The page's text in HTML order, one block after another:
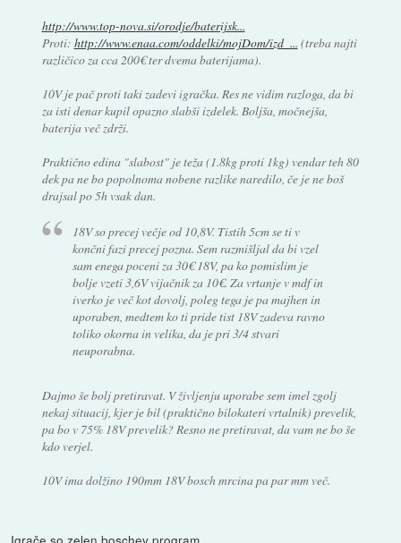
http://www.top-nova.si/orodje/baterijsk...
Proti: http://www.enaa.com/oddelki/mojDom/izd_... (treba najti
različico za cca 200€ ter dvema baterijama).
10V je pač proti taki zadevi igračka. Res ne vidim razloga, da bi
za isti denar kupil opazno slabši izdelek. Boljša, močnejša,
baterija več zdrži.
Praktično edina "slabost" je teža (1.8kg proti 1kg) vendar teh 80
dek pa ne bo popolnoma nobene razlike naredilo, če je ne boš
drajsal po 5h vsak dan.
18V so precej večje od 10,8V. Tistih 5cm se ti v
končni fazi precej pozna. Sem razmišljal da bi vzel
sam enega poceni za 30€ 18V, pa ko pomislim je
bolje vzeti 3,6V vijačnik za 10€. Za vrtanje v mdf in
iverko je več kot dovolj, poleg tega je pa majhen in
uporaben, medtem ko ti pride tist 18V zadeva ravno
toliko okorna in velika, da je pri 3/4 stvari
neuporabna.
Dajmo še bolj pretiravat. V življenju uporabe sem imel zgolj
nekaj situacij, kjer je bil (praktično bilokateri vrtalnik) prevelik,
pa bo v 75% 18V prevelik? Resno ne pretiravat, da vam ne bo še
kdo verjel.
10V ima dolžino 190mm 18V bosch mrcina pa par mm več.